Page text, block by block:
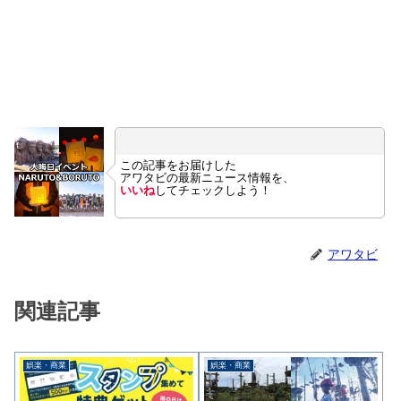
この記事をお届けした
アワタビの最新ニュース情報を、
いいねしてチェックしよう！
アワタビ
関連記事
娯楽・商業 娯楽・商業